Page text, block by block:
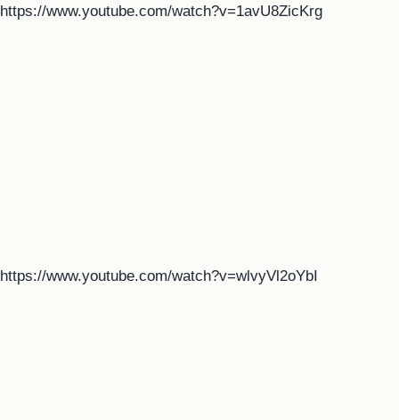
https://www.youtube.com/watch?v=1avU8ZicKrg
https://www.youtube.com/watch?v=wlvyVl2oYbI